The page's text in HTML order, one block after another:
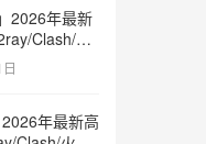
2026年最新
Clash/火
享
2026年最新高